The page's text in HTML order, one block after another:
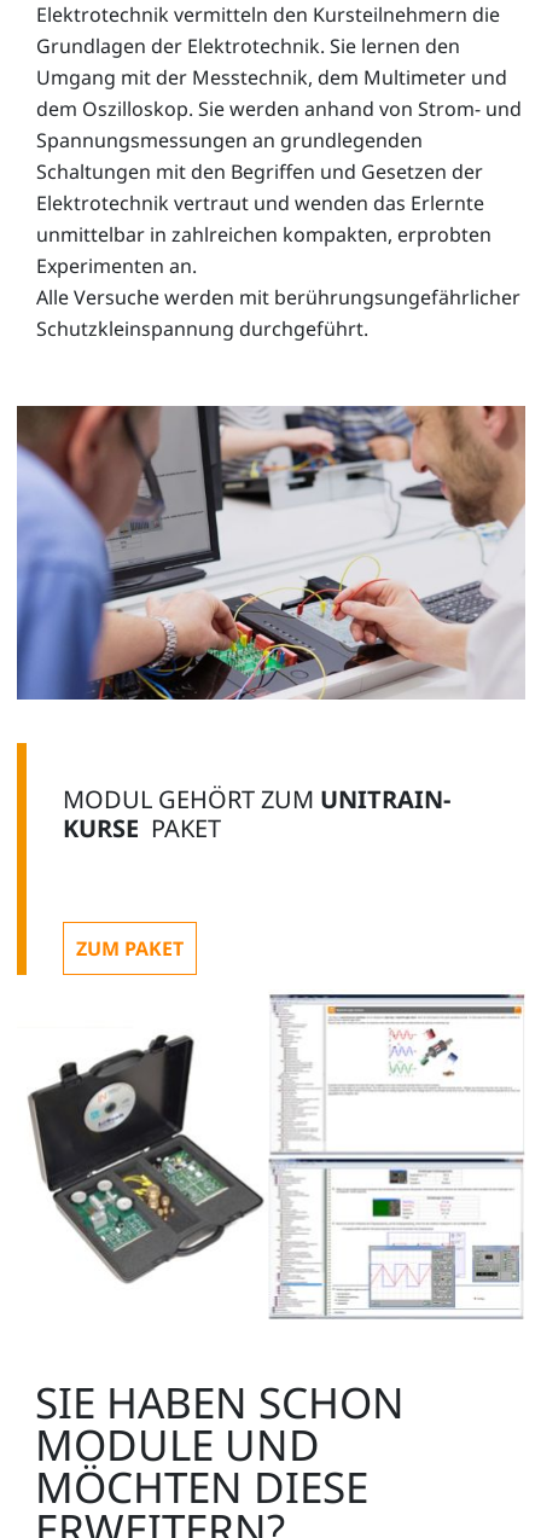
Elektrotechnik vermitteln den Kursteilnehmern die
Grundlagen der Elektrotechnik. Sie lernen den
Umgang mit der Messtechnik, dem Multimeter und
dem Oszilloskop. Sie werden anhand von Strom- und
Spannungsmessungen an grundlegenden
Schaltungen mit den Begriffen und Gesetzen der
Elektrotechnik vertraut und wenden das Erlernte
unmittelbar in zahlreichen kompakten, erprobten
Experimenten an.
Alle Versuche werden mit berührungsungefährlicher
Schutzkleinspannung durchgeführt.
MODUL GEHÖRT ZUM UNITRAIN-
KURSE PAKET
ZUM PAKET
SIE HABEN SCHON
MODULE UND
MÖCHTEN DIESE